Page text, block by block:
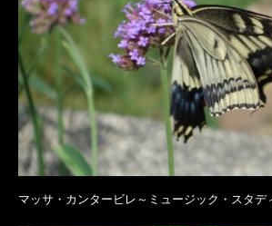
マッサ・カンタービレ～ミュージック・スタデ